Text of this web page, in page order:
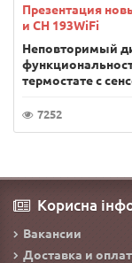
Презентация
и CH 193WiFi
Неповторимый
термостате с
7252
Корисна
Вакансии
Доставка и